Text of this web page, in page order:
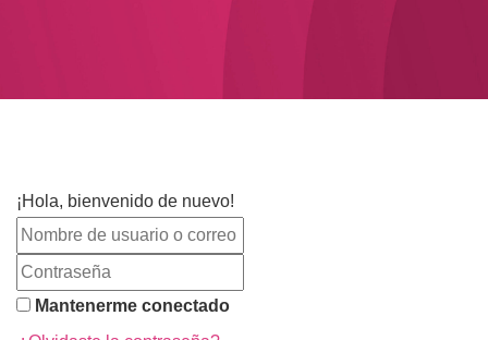
¡Hola, bienvenido de nuevo!
Mantenerme conectado